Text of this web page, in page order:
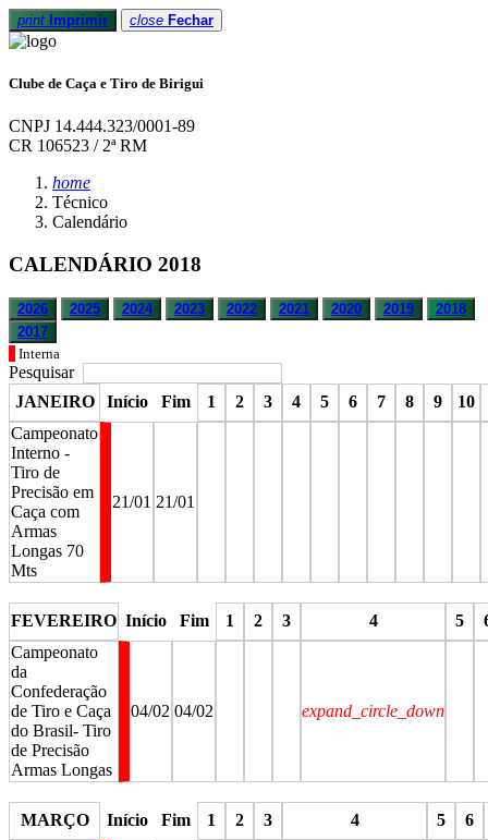
print Imprimir close Fechar
Clube de Caça e Tiro de Birigui
CNPJ 14.444.323/0001-89
CR 106523 / 2ª RM
home
Técnico
Calendário
CALENDÁRIO 2018
2026 2025 2024 2023 2022 2021 2020 2019
2018
2017
Interna
Pesquisar
JANEIRO
Início Fim 1 2 3 4 5 6 7 8 9 10
Campeonato
Interno -
Tiro de
Precisão em
Caça com
Armas
Longas 70
Mts
21/01 21/01
FEVEREIRO Início Fim 1 2 3 4 5
Campeonato
da
Confederação
de Tiro e Caça
do Brasil- Tiro
de Precisão
Armas Longas
04/02 04/02 expand_circle_down
MARÇO
Início Fim 1 2 3 4 5
6